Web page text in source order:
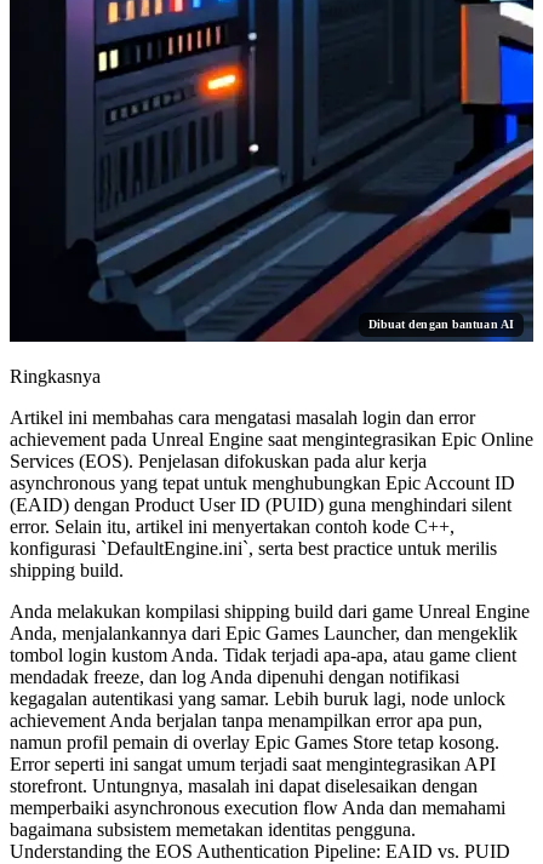
Dibuat dengan bantuan AI
Ringkasnya
Artikel ini membahas cara mengatasi masalah login dan error
achievement pada Unreal Engine saat mengintegrasikan Epic Online
Services (EOS). Penjelasan difokuskan pada alur kerja
asynchronous yang tepat untuk menghubungkan Epic Account ID
(EAID) dengan Product User ID (PUID) guna menghindari silent
error. Selain itu, artikel ini menyertakan contoh kode C++,
konfigurasi `DefaultEngine.ini`, serta best practice untuk merilis
shipping build.
Anda melakukan kompilasi shipping build dari game Unreal Engine
Anda, menjalankannya dari Epic Games Launcher, dan mengeklik
tombol login kustom Anda. Tidak terjadi apa-apa, atau game client
mendadak freeze, dan log Anda dipenuhi dengan notifikasi
kegagalan autentikasi yang samar. Lebih buruk lagi, node unlock
achievement Anda berjalan tanpa menampilkan error apa pun,
namun profil pemain di overlay Epic Games Store tetap kosong.
Error seperti ini sangat umum terjadi saat mengintegrasikan API
storefront. Untungnya, masalah ini dapat diselesaikan dengan
memperbaiki asynchronous execution flow Anda dan memahami
bagaimana subsistem memetakan identitas pengguna.
Understanding the EOS Authentication Pipeline: EAID vs. PUID